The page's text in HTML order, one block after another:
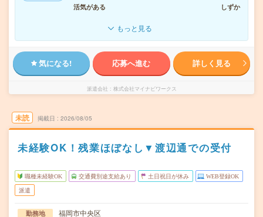
活気がある
しずか
もっと見る
気になる! 応募へ進む 詳しく見る
派遣会社 株式会社マイナビワークス
未読 掲載日 2026/08/05
未経験OK！残業ほぼなし▼渡辺通での受付
職種未経験OK 交通費別途支給あり 土日祝日が休み WEB登録OK
派遣
勤務地
福岡市中央区